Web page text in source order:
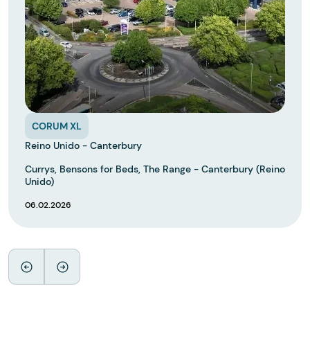
CORUM XL
Reino Unido - Canterbury
Currys, Bensons for Beds, The Range - Canterbury (Reino
Unido)
06.02.2026